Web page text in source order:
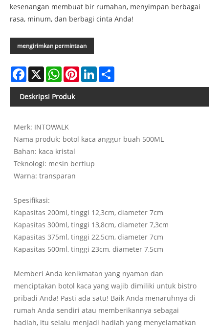
kesenangan membuat bir rumahan, menyimpan berbagai
rasa, minum, dan berbagi cinta Anda!
mengirimkan permintaan
Facebook
X WhatsAppPinterestLinkedIn
Deskripsi Produk
Merk: INTOWALK
Nama produk: botol kaca anggur buah 500ML
Bahan: kaca kristal
Teknologi: mesin bertiup
Warna: transparan
Spesifikasi:
Kapasitas 200ml, tinggi 12,3cm, diameter 7cm
Kapasitas 300ml, tinggi 13,8cm, diameter 7,3cm
Kapasitas 375ml, tinggi 22,5cm, diameter 7cm
Kapasitas 500ml, tinggi 23cm, diameter 7,5cm
Memberi Anda kenikmatan yang nyaman dan
menciptakan botol kaca yang wajib dimiliki untuk bistro
pribadi Anda! Pasti ada satu! Baik Anda menaruhnya di
rumah Anda sendiri atau memberikannya sebagai
hadiah, itu selalu menjadi hadiah yang menyelamatkan